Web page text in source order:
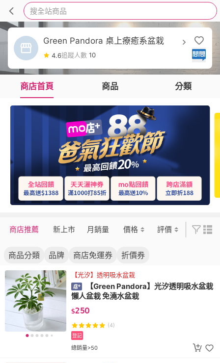
搜全站商品
Green Pandora 桌上療癒系盆栽
4.6追蹤人數 10
商店首頁 商品 分類
商店推薦 新上市 月銷量 價格 評價
商品分類 品牌 商店免運券 折價券
【光汐】透明吸水盆栽
【Green Pandora】光汐透明吸水盆栽
懶人盆栽 免澆水盆栽
$250
(4)
總銷量>50
登記